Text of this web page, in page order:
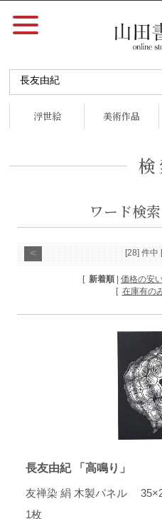
浮世絵 美術作品
検
ワード検
[28] 件中
<
[ 新着順 価格の安
[ 在庫有の
長友由紀 「高鳴り」
友禅染 絹 木製パネル
1枚